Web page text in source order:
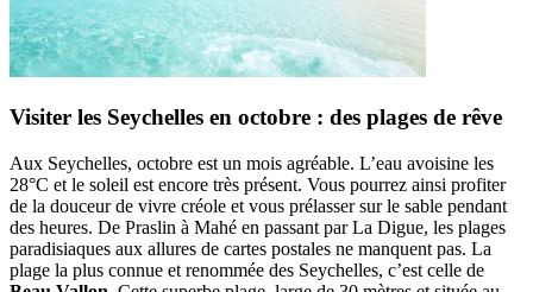
Visiter les Seychelles en octobre : des plages de rêve
Aux Seychelles, octobre est un mois agréable. L’eau avoisine les
28°C et le soleil est encore très présent. Vous pourrez ainsi profiter
de la douceur de vivre créole et vous prélasser sur le sable pendant
des heures. De Praslin à Mahé en passant par La Digue, les plages
paradisiaques aux allures de cartes postales ne manquent pas. La
plage la plus connue et renommée des Seychelles, c’est celle de